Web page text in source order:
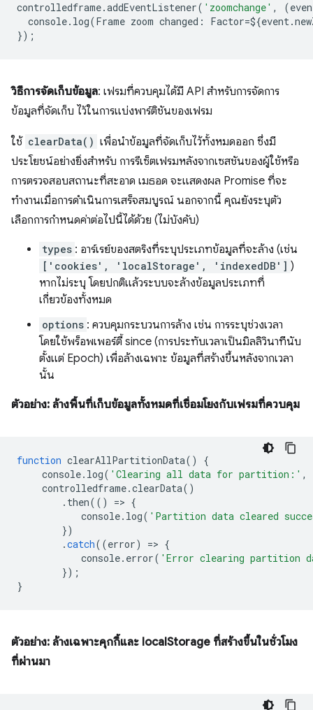
controlledframe.addEventListener( 'zoomchange' , (
console. log(Frame zoom changed : Factor=${event.
});
วิธีการจัดเก็บข้อมูล: เฟรมที่ควบคุมได้มี API สำหรับการจัดการ
ข้อมูลที่จัดเก็บ ไว้ในการแบ่งพาร์ติชันของเฟรม
ใช้ clearData() เพื่อนำข้อมูลที่จัดเก็บไว้ทั้งหมดออก ซึ่งมี
ประโยชน์อย่างยิ่งสำหรับ การรีเซ็ตเฟรมหลังจากเซสชันของผู้ใช้หรือ
การตรวจสอบสถานะที่สะอาด เมธอด จะแสดงผล Promise ที่จะ
ทำงานเมื่อการดำเนินการเสร็จสมบูรณ์ นอกจากนี้ คุณยังระบุตัว
เลือกการกำหนดค่าต่อไปนี้ได้ด้วย (ไม่บังคับ)
types : อาร์เรย์ของสตริงที่ระบุประเภทข้อมูลที่จะล้าง (เช่น
['cookies', 'localStorage', 'indexedDB'] )
หากไม่ระบุ โดยปกติแล้วระบบจะล้างข้อมูลประเภทที่
เกี่ยวข้องทั้งหมด
options : ควบคุมกระบวนการล้าง เช่น การระบุช่วงเวลา
โดยใช้พร็อพเพอร์ตี้ since (การประทับเวลาเป็นมิลลิวินาทีนับ
ตั้งแต่ Epoch) เพื่อล้างเฉพาะ ข้อมูลที่สร้างขึ้นหลังจากเวลา
นั้น
ตัวอย่าง: ล้างพื้นที่เก็บข้อมูลทั้งหมดที่เชื่อมโยงกับเฟรมที่ควบคุม
function clearAllPartitionData()
{
console. log( 'Clearing all data for partition:' ,
controlledframe.clearData()
. then(() => {
console. log( 'Partition data cleared
})
.catch((error) => {
console. error( 'Error clearing partition
});
}
ตัวอย่าง: ล้างเฉพาะคุกกี้และ localStorage ที่สร้างขึ้นในชั่วโมง
ที่ผ่านมา